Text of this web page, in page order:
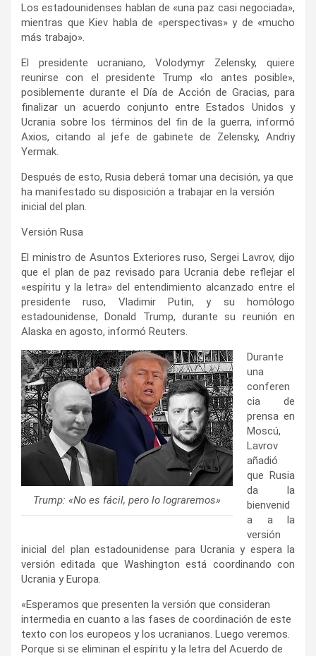
Los estadounidenses hablan de «una paz casi negociada»,
mientras que Kiev habla de «perspectivas» y de «mucho
más trabajo».
El presidente ucraniano, Volodymyr Zelensky, quiere
reunirse con el presidente Trump «lo antes posible»,
posiblemente durante el Día de Acción de Gracias, para
finalizar un acuerdo conjunto entre Estados Unidos y
Ucrania sobre los términos del fin de la guerra, informó
Axios, citando al jefe de gabinete de Zelensky, Andriy
Yermak.
Después de esto, Rusia deberá tomar una decisión, ya que
ha manifestado su disposición a trabajar en la versión
inicial del plan.
Versión Rusa
El ministro de Asuntos Exteriores ruso, Sergei Lavrov, dijo
que el plan de paz revisado para Ucrania debe reflejar el
«espíritu y la letra» del entendimiento alcanzado entre el
presidente ruso, Vladimir Putin, y su homólogo
estadounidense, Donald Trump, durante su reunión en
Alaska en agosto, informó Reuters.
Trump: «No es fácil, pero lo lograremos»
Durante
una
conferen
cia de
prensa en
Moscú,
Lavrov
añadió
que Rusia
da la
bienvenid
a a la
versión
inicial del plan estadounidense para Ucrania y espera la
versión editada que Washington está coordinando con
Ucrania y Europa.
«Esperamos que presenten la versión que consideran
intermedia en cuanto a las fases de coordinación de este
texto con los europeos y los ucranianos. Luego veremos.
Porque si se eliminan el espíritu y la letra del Acuerdo de